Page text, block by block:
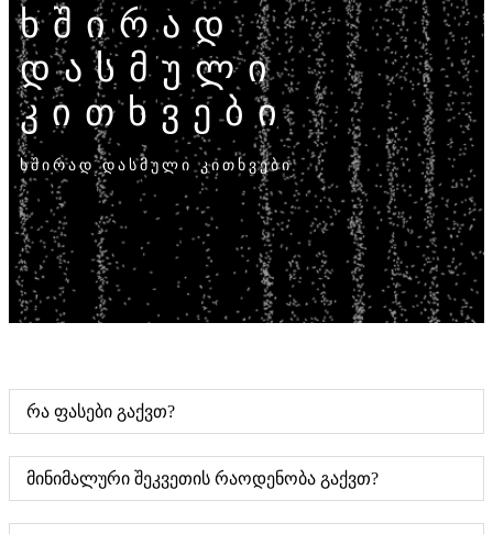
ხშირად
დასმული
კითხვები
ხშირად დასმული კითხვები
რა ფასები გაქვთ?
მინიმალური შეკვეთის რაოდენობა გაქვთ?